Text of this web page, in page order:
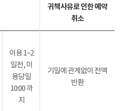
귀책사유로 인한 예약
취소
이용 1~2
일전, 이
용당일
10:00 까
지
기일에 관계없이 전액
반환